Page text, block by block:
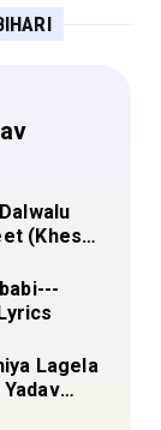
(Khesari
Lagela